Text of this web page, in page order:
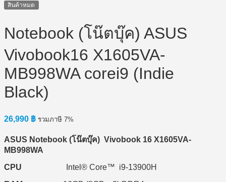
สินค้าหมด
Notebook (โน๊ตบุ๊ค) ASUS
Vivobook16 X1605VA-
MB998WA corei9 (Indie
Black)
26,990 ฿ รวมภาษี 7%
ASUS Notebook (โน๊ตบุ๊ค) Vivobook 16 X1605VA-
MB998WA
CPU Intel® Core™ i9-13900H